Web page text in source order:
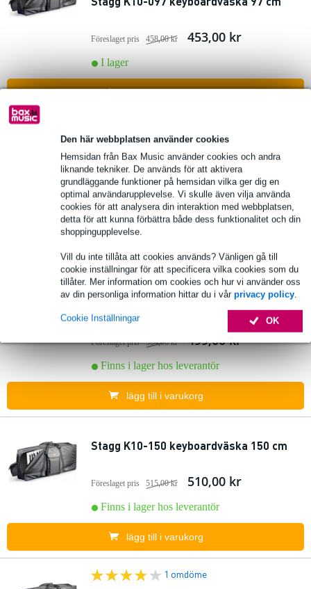
Den här webbplatsen använder cookies
Hemsidan från Bax Music använder cookies och andra
liknande tekniker. De används för att aktivera
grundläggande funktioner på hemsidan vilka ger dig en
optimal användarupplevelse. Vi skulle även vilja använda
cookies för att analysera din interaktion med webbplatsen,
detta för att kunna förbättra både dess funktionalitet och din
shoppingupplevelse.
Vill du inte tillåta att cookies används? Vänligen gå till
cookie inställningar för att specificera vilka cookies som du
tillåter. Mer information om cookies och hur vi använder oss
av din personliga information hittar du i vår privacy policy.
OK
Cookie Inställningar
Föreslaget pris 458,00 kr 453,00 kr
I lager
lägg till i varukorg
Stagg K10-130 keyboardväska 130 cm
Föreslaget pris 481,00 kr 476,00 kr
I lager
lägg till i varukorg
2 omdömen
Stagg K10-120 keyboardväska 120 cm
Föreslaget pris 504,00 kr 499,00 kr
Finns i lager hos leverantör
lägg till i varukorg
Stagg K10-150 keyboardväska 150 cm
Föreslaget pris 515,00 kr 510,00 kr
Finns i lager hos leverantör
lägg till i varukorg
1 omdöme